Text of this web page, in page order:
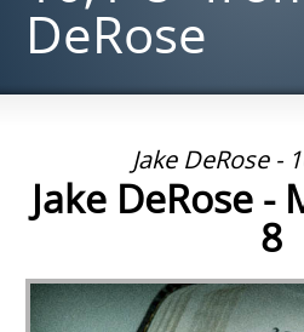
DeRose
Jake DeRose -
Jake DeRose -
8